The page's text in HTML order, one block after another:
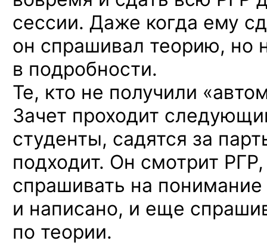
сессии. Даже когда ему
он спрашивал теорию, но
в подробности.
Те, кто не получили
Зачет проходит
студенты, садятся за
подходит. Он смотрит
спрашивать на понимание
и написано, и еще
по теории.